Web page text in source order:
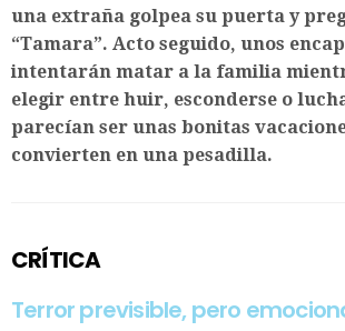
una extraña golpea su puerta y
“Tamara”. Acto seguido, unos
intentarán matar a la familia
elegir entre huir, esconderse o
parecían ser unas bonitas
convierten en una pesadilla.
CRÍTICA
Terror previsible, pero